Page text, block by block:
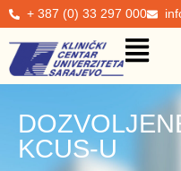
+ 387 (0) 33 297 000
KCUS-U